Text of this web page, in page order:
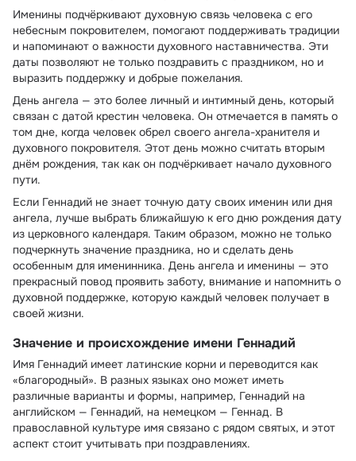
Именины подчёркивают духовную связь человека с его
небесным покровителем, помогают поддерживать традиции
и напоминают о важности духовного наставничества. Эти
даты позволяют не только поздравить с праздником, но и
выразить поддержку и добрые пожелания.
День ангела — это более личный и интимный день, который
связан с датой крестин человека. Он отмечается в память о
том дне, когда человек обрел своего ангела-хранителя и
духовного покровителя. Этот день можно считать вторым
днём рождения, так как он подчёркивает начало духовного
пути.
Если Геннадий не знает точную дату своих именин или дня
ангела, лучше выбрать ближайшую к его дню рождения дату
из церковного календаря. Таким образом, можно не только
подчеркнуть значение праздника, но и сделать день
особенным для именинника. День ангела и именины — это
прекрасный повод проявить заботу, внимание и напомнить о
духовной поддержке, которую каждый человек получает в
своей жизни.
Значение и происхождение имени Геннадий
Имя Геннадий имеет латинские корни и переводится как
«благородный». В разных языках оно может иметь
различные варианты и формы, например, Геннадий на
английском — Геннадий, на немецком — Геннад. В
православной культуре имя связано с рядом святых, и этот
аспект стоит учитывать при поздравлениях.